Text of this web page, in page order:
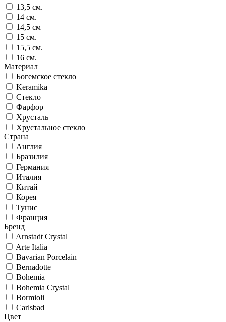
13,5 см.
14 см.
14,5 см
15 см.
15,5 см.
16 см.
Материал
Богемское стекло
Keramika
Стекло
Фарфор
Хрусталь
Хрустальное стекло
Страна
Англия
Бразилия
Германия
Италия
Китай
Корея
Тунис
Франция
Бренд
Arnstadt Crystal
Arte Italia
Bavarian Porcelain
Bernadotte
Bohemia
Bohemia Crystal
Bormioli
Carlsbad
Цвет